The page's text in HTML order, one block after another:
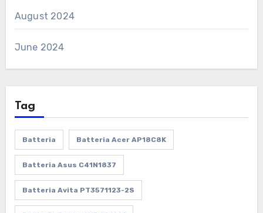
August 2024
June 2024
Tag
Batteria Batteria Acer AP18C8K
Batteria Asus C41N1837
Batteria Avita PT3571123-2S